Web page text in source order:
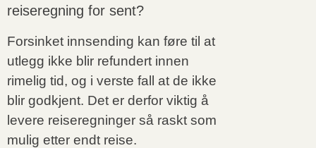
reiseregning for sent?
Forsinket innsending kan føre til at
utlegg ikke blir refundert innen
rimelig tid, og i verste fall at de ikke
blir godkjent. Det er derfor viktig å
levere reiseregninger så raskt som
mulig etter endt reise.